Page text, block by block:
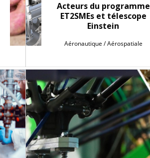
Acteurs du programme
ET2SMEs et télescope
Einstein
Aéronautique / Aérospatiale